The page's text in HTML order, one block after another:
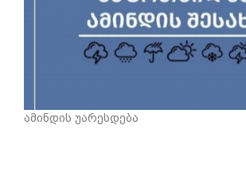
ამინდის უარესდება